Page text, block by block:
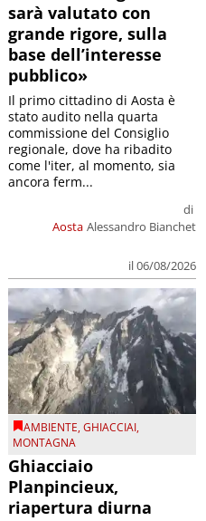
sarà valutato con
grande rigore, sulla
base dell’interesse
pubblico»
Aosta
di
Alessandro Bianchet
il 06/08/2026
Il primo cittadino di Aosta è
stato audito nella quarta
commissione del Consiglio
regionale, dove ha ribadito
come l'iter, al momento, sia
ancora ferm...
AMBIENTE,GHIACCIAI,
MONTAGNA
Ghiacciaio
Planpincieux,
riapertura diurna